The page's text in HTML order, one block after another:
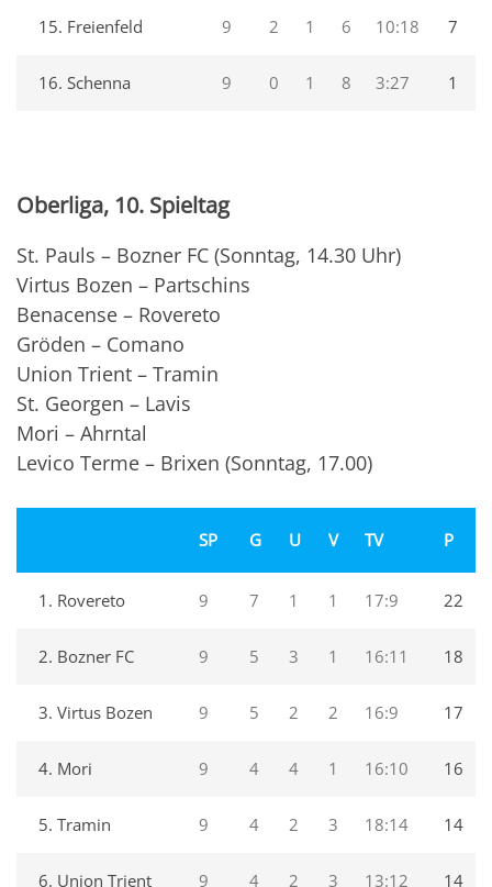
15. Freienfeld 9 2 1 6 10:18 7
16. Schenna 9 0 1 8 3:27 1
Oberliga, 10. Spieltag
St. Pauls – Bozner FC (Sonntag, 14.30 Uhr)
Virtus Bozen – Partschins
Benacense – Rovereto
Gröden – Comano
Union Trient – Tramin
St. Georgen – Lavis
Mori – Ahrntal
Levico Terme – Brixen (Sonntag, 17.00)
SP G U V TV P
1. Rovereto 9 7 1 1 17:9 22
2. Bozner FC 9 5 3 1 16:11 18
3. Virtus Bozen 9 5 2 2 16:9 17
4. Mori 9 4 4 1 16:10 16
5. Tramin 9 4 2 3 18:14 14
6. Union Trient 9 4 2 3 13:12 14